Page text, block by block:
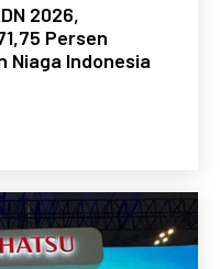
2026,
Persen
Niaga Indonesia